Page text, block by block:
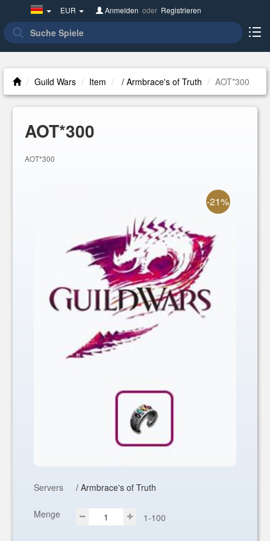
Germany(Deutsch)
EUR Anmelden oder Registrieren
Guild Wars Item / Armbrace's of Truth AOT*300
AOT*300
AOT*300
-21%
Servers / Armbrace's of Truth
Menge 1-100